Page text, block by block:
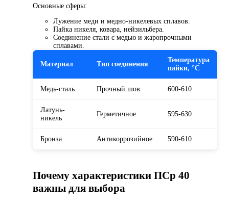
Основные сферы:
Лужение меди и медно-никелевых сплавов.
Пайка никеля, ковара, нейзильбера.
Соединение стали с медью и жаропрочными
сплавами.
Материал Тип соединения
Температура
пайки, °C
Медь-сталь Прочный шов 600-610
Латунь-
никель
Герметичное 595-630
Бронза Антикоррозийное 590-610
Почему характеристики ПСр 40
важны для выбора